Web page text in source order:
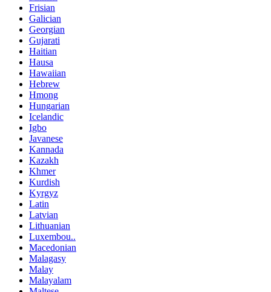
Frisian
Galician
Georgian
Gujarati
Haitian
Hausa
Hawaiian
Hebrew
Hmong
Hungarian
Icelandic
Igbo
Javanese
Kannada
Kazakh
Khmer
Kurdish
Kyrgyz
Latin
Latvian
Lithuanian
Luxembou..
Macedonian
Malagasy
Malay
Malayalam